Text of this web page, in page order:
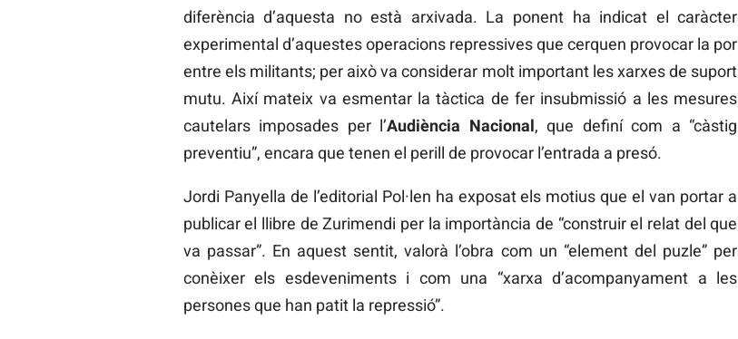
diferència d’aquesta no està arxivada. La ponent ha indicat el caràcter
experimental d’aquestes operacions repressives que cerquen provocar la por
entre els militants; per això va considerar molt important les xarxes de suport
mutu. Així mateix va esmentar la tàctica de fer insubmissió a les mesures
cautelars imposades per l’Audiència Nacional, que definí com a “càstig
preventiu”, encara que tenen el perill de provocar l’entrada a presó.
Jordi Panyella de l’editorial Pol·len ha exposat els motius que el van portar a
publicar el llibre de Zurimendi per la importància de “construir el relat del que
va passar”. En aquest sentit, valorà l’obra com un “element del puzle” per
conèixer els esdeveniments i com una “xarxa d’acompanyament a les
persones que han patit la repressió”.